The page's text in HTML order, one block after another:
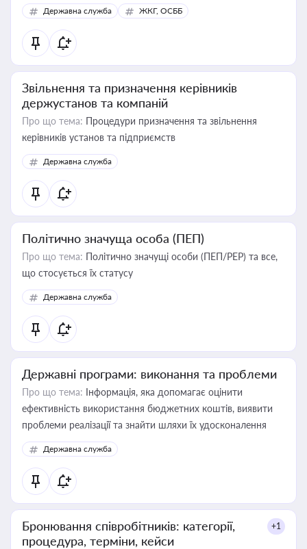
Державна служба ЖКГ, ОСББ
Звільнення та призначення керівників
держустанов та компаній
Про що тема: Процедури призначення та звільнення
керівників установ та підприємств
Державна служба
Політично значуща особа (ПЕП)
Про що тема: Політично значущі особи (ПЕП/PEP) та все,
що стосується їх статусу
Державна служба
Державні програми: виконання та проблеми
Про що тема: Інформація, яка допомагає оцінити
ефективність використання бюджетних коштів, виявити
проблеми реалізації та знайти шляхи їх удосконалення
Державна служба
Бронювання співробітників: категорії,
процедура, терміни, кейси
+1